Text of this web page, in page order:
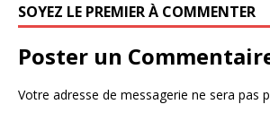
SOYEZ LE PREMIER À COMMENTER
Poster un
Votre adresse de messagerie ne sera pas